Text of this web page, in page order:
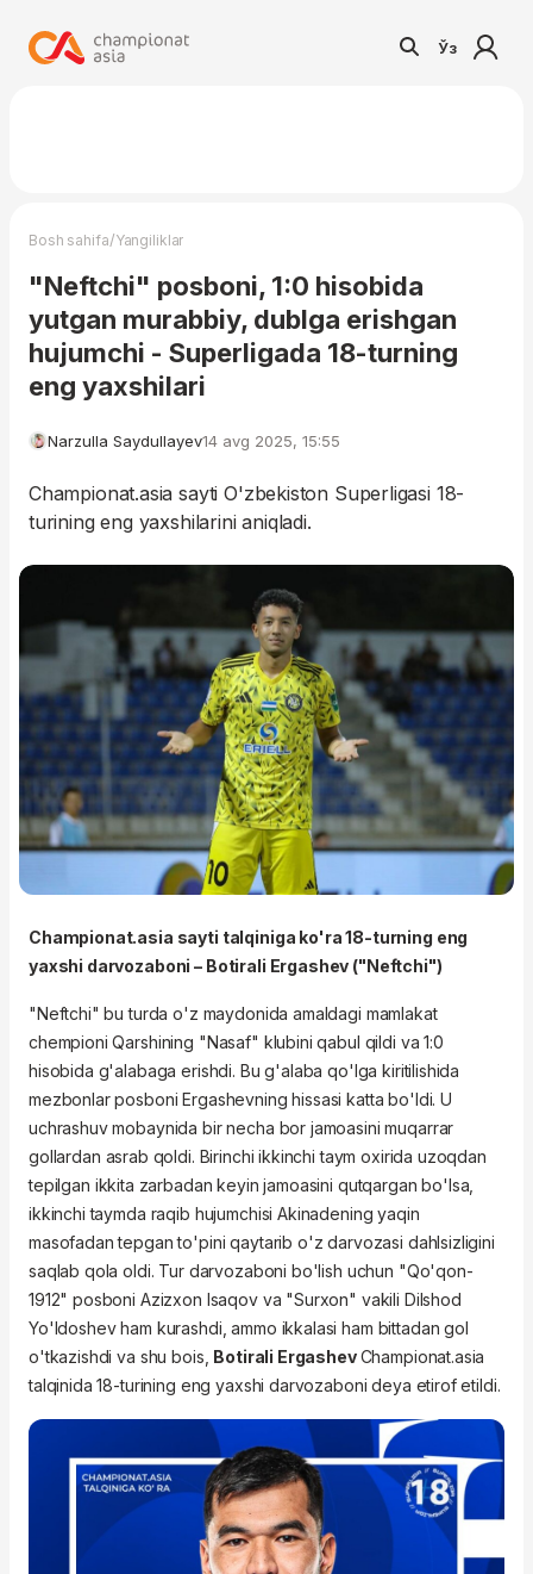
Ўз
Bosh sahifa/Yangiliklar
"Neftchi" posboni, 1:0 hisobida
yutgan murabbiy, dublga erishgan
hujumchi - Superligada 18-turning
eng yaxshilari
Narzulla Saydullayev14 avg 2025, 15:55
Championat.asia sayti O'zbekiston Superligasi 18-
turining eng yaxshilarini aniqladi.
Championat.asia sayti talqiniga ko'ra 18-turning eng
yaxshi darvozaboni – Botirali Ergashev ("Neftchi")
"Neftchi" bu turda o'z maydonida amaldagi mamlakat
chempioni Qarshining "Nasaf" klubini qabul qildi va 1:0
hisobida g'alabaga erishdi. Bu g'alaba qo'lga kiritilishida
mezbonlar posboni Ergashevning hissasi katta bo'ldi. U
uchrashuv mobaynida bir necha bor jamoasini muqarrar
gollardan asrab qoldi. Birinchi ikkinchi taym oxirida uzoqdan
tepilgan ikkita zarbadan keyin jamoasini qutqargan bo'lsa,
ikkinchi taymda raqib hujumchisi Akinadening yaqin
masofadan tepgan to'pini qaytarib o'z darvozasi dahlsizligini
saqlab qola oldi. Tur darvozaboni bo'lish uchun "Qo'qon-
1912" posboni Azizxon Isaqov va "Surxon" vakili Dilshod
Yo'ldoshev ham kurashdi, ammo ikkalasi ham bittadan gol
o'tkazishdi va shu bois, Botirali ErgashevChampionat.asia
talqinida 18-turining eng yaxshi darvozaboni deya etirof etildi.